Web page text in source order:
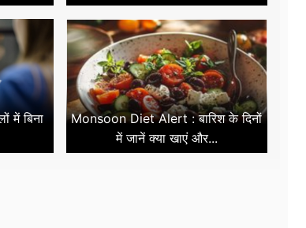
में बिना
Monsoon Diet Alert : बारिश के दिनों
में जानें क्या खाएं और...